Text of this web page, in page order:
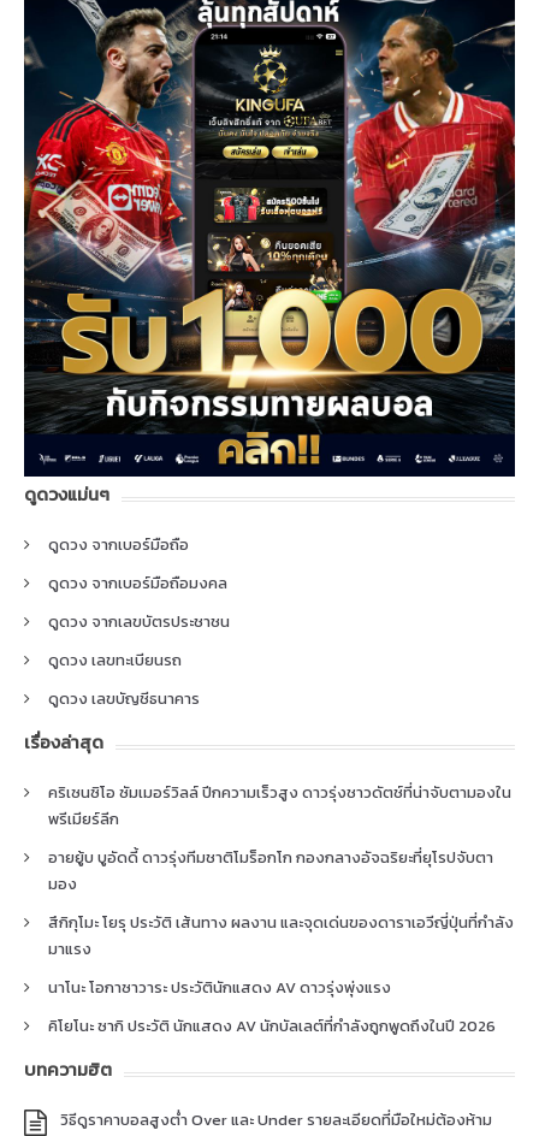
ดูดวงแม่นๆ
ดูดวง จากเบอร์มือถือ
ดูดวง จากเบอร์มือถือมงคล
ดูดวง จากเลขบัตรประชาชน
ดูดวง เลขทะเบียนรถ
ดูดวง เลขบัญชีธนาคาร
เรื่องล่าสุด
คริเซนซิโอ ซัมเมอร์วิลล์ ปีกความเร็วสูง ดาวรุ่งชาวดัตช์ที่น่าจับตามองใน
พรีเมียร์ลีก
อายยู้บ บูอัดดี้ ดาวรุ่งทีมชาติโมร็อกโก กองกลางอัจฉริยะที่ยุโรปจับตา
มอง
สึกิกุโมะ โยรุ ประวัติ เส้นทาง ผลงาน และจุดเด่นของดาราเอวีญี่ปุ่นที่กำลัง
มาแรง
นาโนะ โอกาซาวาระ ประวัตินักแสดง AV ดาวรุ่งพุ่งแรง
คิโยโนะ ซากิ ประวัติ นักแสดง AV นักบัลเลต์ที่กำลังถูกพูดถึงในปี 2026
บทความฮิต
วิธีดูราคาบอลสูงต่ำ Over และ Under รายละเอียดที่มือใหม่ต้องห้าม